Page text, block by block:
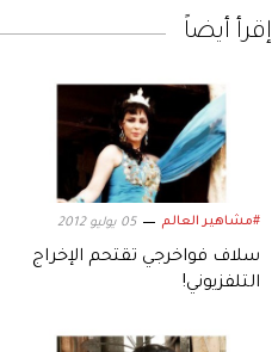
إقرأ أيضاً
#مشاهير العالم 05 يوليو 2012
سلاف فواخرجي تقتحم الإخراج
التلفزيوني!